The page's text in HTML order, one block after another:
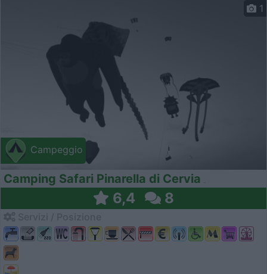
Campeggio
1
Camping Safari Pinarella di Cervia
6,4 8